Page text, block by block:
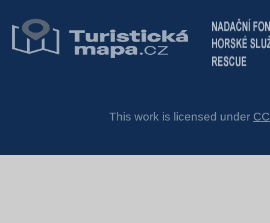
This work is licensed under